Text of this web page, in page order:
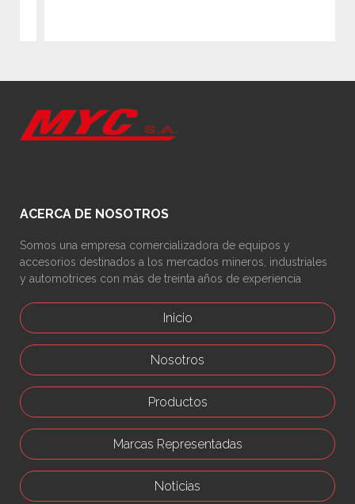
ACERCA DE NOSOTROS
Somos una empresa comercializadora de equipos y
accesorios destinados a los mercados mineros, industriales
y automotrices con más de treinta años de experiencia
Inicio
Nosotros
Productos
Marcas Representadas
Noticias